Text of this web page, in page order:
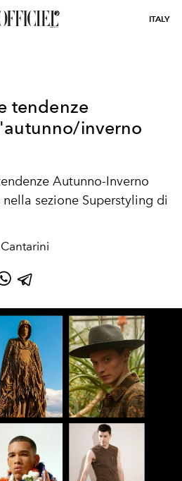
ITALY
tendenze
inverno
Autunno-Inverno
sezione Superstyling di